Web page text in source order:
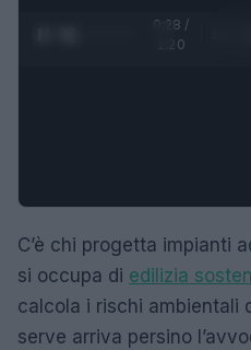
0:29 /
1:20
C’è chi progetta impianti
si occupa di edilizia
calcola i rischi ambientali
serve arriva persino